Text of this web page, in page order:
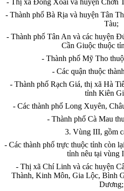
- Thành phố Bà Rịa và huyện Tân
Tàu;
- Thành phố Tân An và các huyện
Cần Giuộc thuộc tỉ
- Thành phố Mỹ Tho
- Các quận thuộc
- Thành phố Rạch Giá, thị xã Hà
tỉnh Kiên
- Các thành phố Long Xuyên,
- Thành phố Cà Mau
3. Vùng III, gồm
- Các thành phố trực thuộc tỉnh còn
tỉnh nêu tại vùng I
- Thị xã Chí Linh và các huyện C
Thành, Kinh Môn, Gia Lộc, Bình
Dương;